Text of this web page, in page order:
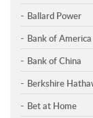
Ballard Power
Bank of America
Bank of China
Berkshire
Bet at Home